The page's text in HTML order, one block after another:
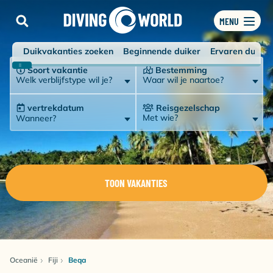
MENU
Duikvakanties zoeken Beginnende duiker
Ervaren duiker
Soort vakantie
Welk verblijfstype wil je?
Bestemming
Waar wil je naartoe?
vertrekdatum
Wanneer?
Reisgezelschap
Met wie?
TOON VAKANTIES
Oceanië Fiji Beqa